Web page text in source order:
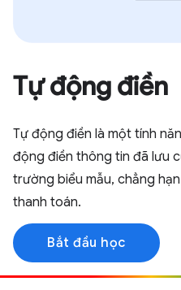
Tự động điền
Tự động điền là một tính
động điền thông tin đã lưu
trường biểu mẫu, chẳng
thanh toán.
Bắt đầu học